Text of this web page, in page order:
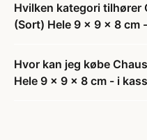
Hvilken kategori tilhører
(Sort) Hele 9 x 9 x 8 cm
Hvor kan jeg købe
Hele 9 x 9 x 8 cm - i